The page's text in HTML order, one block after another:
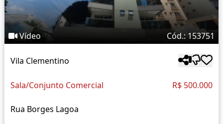
Vídeo Cód.: 153751
Vila Clementino
Sala/Conjunto Comercial R$ 500.000
Rua Borges Lagoa